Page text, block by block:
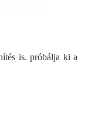
is. próbálja ki a